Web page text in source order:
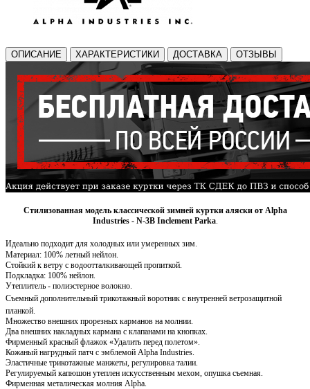
ОПИСАНИЕ ХАРАКТЕРИСТИКИ ДОСТАВКА ОТЗЫВЫ
Стилизованная модель классической зимней куртки аляски от Alpha
Industries - N-3B Inclement Parka.
Идеально подходит для холодных или умеренных зим.
Материал: 100% летный нейлон.
Стойкий к ветру с водоотталкивающей пропиткой.
Подкладка: 100% нейлон.
Утеплитель - полиэстерное волокно.
Съемный дополнительный трикотажный воротник с внутренней ветрозащитной
планкой.
Множество внешних прорезных карманов на молнии.
Два внешних накладных кармана с клапанами на кнопках.
Фирменный красный флажок «Удалить перед полетом».
Кожаный нагрудный патч с эмблемой Alpha Industries.
Эластичные трикотажные манжеты, регулировка талии.
Регулируемый капюшон утеплен искусственным мехом, опушка съемная.
Фирменная металическая молния Alpha.